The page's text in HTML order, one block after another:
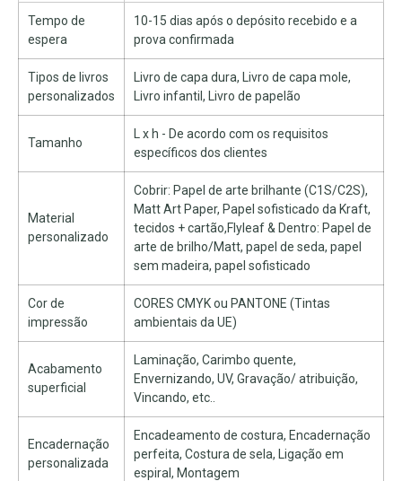
Tempo de
espera
10-15 dias após o depósito recebido e a
prova confirmada
Tipos de livros
personalizados
Livro de capa dura, Livro de capa mole,
Livro infantil, Livro de papelão
Tamanho
L x h - De acordo com os requisitos
específicos dos clientes
Material
personalizado
Cobrir: Papel de arte brilhante (C1S/C2S),
Matt Art Paper, Papel sofisticado da Kraft,
tecidos + cartão,Flyleaf & Dentro: Papel de
arte de brilho/Matt, papel de seda, papel
sem madeira, papel sofisticado
Cor de
impressão
CORES CMYK ou PANTONE (Tintas
ambientais da UE)
Acabamento
superficial
Laminação, Carimbo quente,
Envernizando, UV, Gravação/ atribuição,
Vincando, etc..
Encadernação
personalizada
Encadeamento de costura, Encadernação
perfeita, Costura de sela, Ligação em
espiral, Montagem